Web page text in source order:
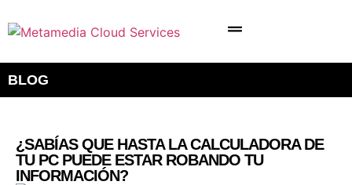
BLOG
¿SABÍAS QUE HASTA LA CALCULADORA DE
TU PC PUEDE ESTAR ROBANDO TU
INFORMACIÓN?